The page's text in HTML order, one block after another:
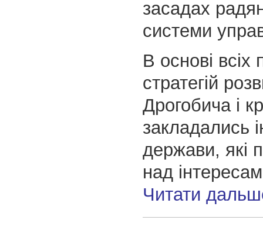
засадах
системи
В основі всіх
стратегій
Дрогобича і
закладались
держави, які
над
Читати